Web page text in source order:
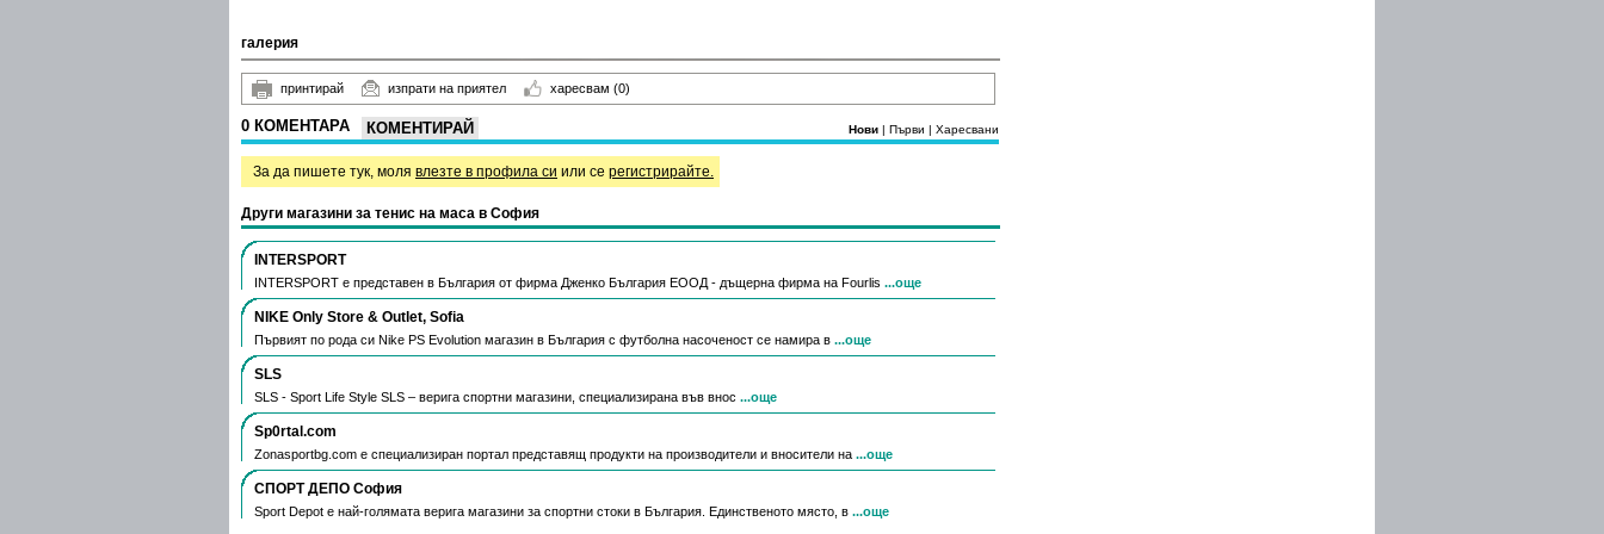
галерия
принтирай изпрати на приятел харесвам (0)
0 КОМЕНТАРА КОМЕНТИРАЙ Нови | Първи | Харесвани
За да пишете тук, моля влезте в профила си или се регистрирайте.
Други магазини за тенис на маса в София
INTERSPORT
INTERSPORT е представен в България от фирма Дженко България ЕООД - дъщерна фирма на Fourlis ...още
NIKE Only Store & Outlet, Sofia
Първият по рода си Nike PS Evolution магазин в България с футболна насоченост се намира в ...още
SLS
SLS - Sport Life Style SLS – верига спортни магазини, специализирана във внос ...още
Sp0rtal.com
Zonasportbg.com e специализиран портал представящ продукти на производители и вносители на ...още
СПОРТ ДЕПО София
Sport Depot е най-голямата верига магазини за спортни стоки в България. Единственото място, в ...още